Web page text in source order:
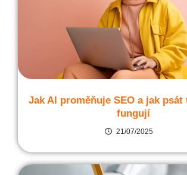
Jak AI proměňuje SEO a jak psát
fungují
21/07/2025